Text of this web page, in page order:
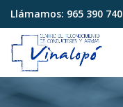
Saltar
contenido
Llámamos: 965 390 740